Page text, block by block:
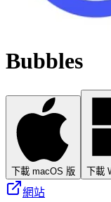
Bubbles
下載 macOS 版 下載
網站